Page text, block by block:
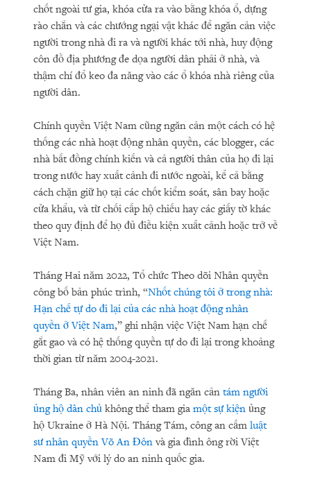
chốt ngoài tư gia, khóa cửa ra vào bằng khóa ổ, dựng
rào chắn và các chướng ngại vật khác để ngăn cản việc
người trong nhà đi ra và người khác tới nhà, huy động
côn đồ địa phương đe dọa người dân phải ở nhà, và
thậm chí đổ keo đa năng vào các ổ khóa nhà riêng của
người dân.
Chính quyền Việt Nam cũng ngăn cản một cách có hệ
thống các nhà hoạt động nhân quyền, các blogger, các
nhà bất đồng chính kiến và cả người thân của họ đi lại
trong nước hay xuất cảnh đi nước ngoài, kể cả bằng
cách chặn giữ họ tại các chốt kiểm soát, sân bay hoặc
cửa khẩu, và từ chối cấp hộ chiếu hay các giấy tờ khác
theo quy định để họ đủ điều kiện xuất cảnh hoặc trở về
Việt Nam.
Tháng Hai năm 2022, Tổ chức Theo dõi Nhân quyền
công bố bản phúc trình, “Nhốt chúng tôi ở trong nhà:
Hạn chế tự do đi lại của các nhà hoạt động nhân
quyền ở Việt Nam,” ghi nhận việc Việt Nam hạn chế
gắt gao và có hệ thống quyền tự do đi lại trong khoảng
thời gian từ năm 2004-2021.
Tháng Ba, nhân viên an ninh đã ngăn cản tám người
ủng hộ dân chủ không thể tham gia một sự kiện ủng
hộ Ukraine ở Hà Nội. Tháng Tám, công an cấm luật
sư nhân quyền Võ An Đônvà gia đình ông rời Việt
Nam đi Mỹ với lý do an ninh quốc gia.